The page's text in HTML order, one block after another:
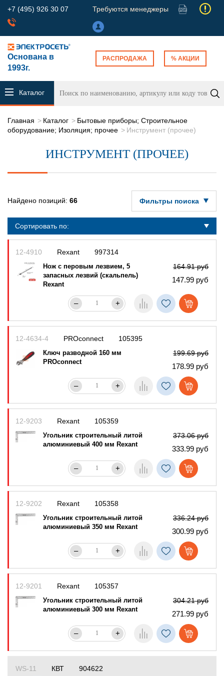
+7 (495) 926 30 07 Требуются менеджеры
Основана в
1993г.
РАСПРОДАЖА % АКЦИИ
Каталог
Главная Каталог
Бытовые приборы; Строительное
оборудование; Изоляция; прочее
Инструмент (прочее)
ИНСТРУМЕНТ (ПРОЧЕЕ)
Найдено позиций: 66 Фильтры поиска
Сортировать по:
997314
12-4910
Нож с перовым лезвием, 5
запасных лезвий (скальпель)
Rexant
164.91 руб
147.99 руб
Rexant
– +
105395
12-4634-4
Ключ разводной 160 мм
PROconnect
199.69 руб
178.99 руб
PROconnect
– +
105359
12-9203
Угольник строительный литой
алюминиевый 400 мм Rexant
373.06 руб
333.99 руб
Rexant
– +
105358
12-9202
Угольник строительный литой
алюминиевый 350 мм Rexant
336.24 руб
300.99 руб
Rexant
– +
105357
12-9201
Угольник строительный литой
алюминиевый 300 мм Rexant
304.21 руб
271.99 руб
Rexant
– +
904622
WS-11 КВТ